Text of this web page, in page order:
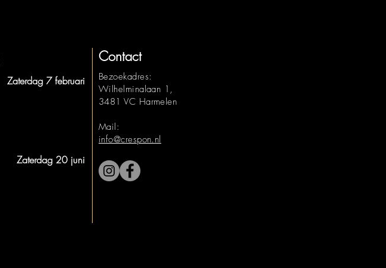
Contact
Bezoekadres:
Wilhelminalaan 1,
3481 VC Harmelen
Mail:
info@crespon.nl
Zaterdag 7 februari
Zaterdag 20 juni